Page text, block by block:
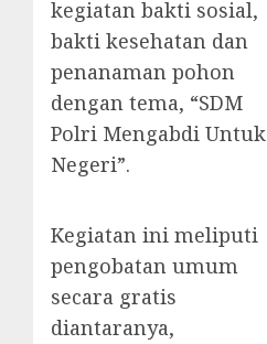
kegiatan bakti sosial,
bakti kesehatan dan
penanaman pohon
dengan tema, “SDM
Polri Mengabdi Untuk
Negeri”.
Kegiatan ini meliputi
pengobatan umum
secara gratis
diantaranya,